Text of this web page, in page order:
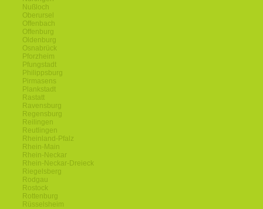
Nußloch
Oberursel
Offenbach
Offenburg
Oldenburg
Osnabrück
Pforzheim
Pfungstadt
Philippsburg
Pirmasens
Plankstadt
Rastatt
Ravensburg
Regensburg
Reilingen
Reutlingen
Rheinland-Pfalz
Rhein-Main
Rhein-Neckar
Rhein-Neckar-Dreieck
Riegelsberg
Rodgau
Rostock
Rottenburg
Rüsselsheim